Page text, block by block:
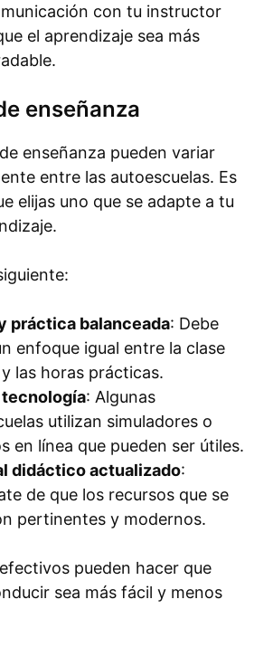
con tu instructor
el aprendizaje sea más
enseñanza
enseñanza pueden variar
entre las autoescuelas. Es
elijas uno que se adapte a tu
práctica balanceada: Debe
enfoque igual entre la clase
las horas prácticas.
tecnología: Algunas
utilizan simuladores o
en línea que pueden ser útiles.
didáctico actualizado:
de que los recursos que se
pertinentes y modernos.
pueden hacer que
sea más fácil y menos